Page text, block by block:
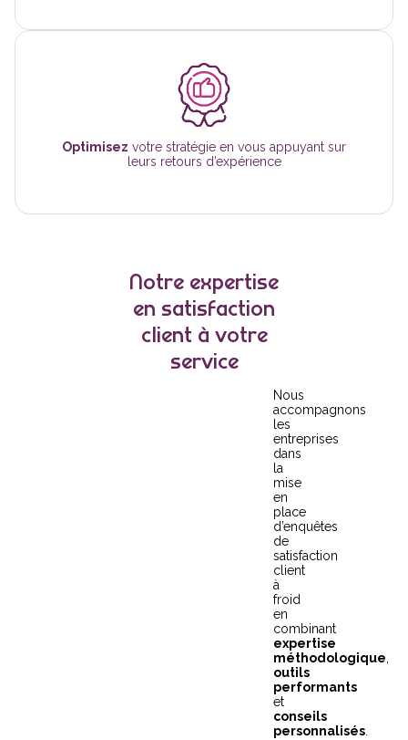
Optimisez votre stratégie en vous appuyant sur
leurs retours d’expérience
Notre expertise
en satisfaction
client à votre
service
Nous
accompagnons
les
entreprises
dans
la
mise
en
place
d’enquêtes
de
satisfaction
client
à
froid
en
combinant
expertise
méthodologique
outils
performants
et
conseils
personnalisés